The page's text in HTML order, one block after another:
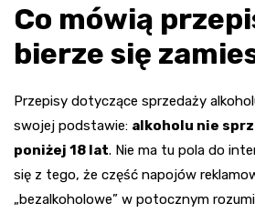
Co mówią
bierze się
Przepisy dotyczące sprzedaży
swojej podstawie: alkoholu nie
poniżej 18 lat. Nie ma tu pola do
się z tego, że część napojów
„bezalkoholowe” w potocznym